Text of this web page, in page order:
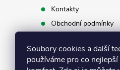
Soubory cookies a další
používáme pro co
Kontakty
Obchodní podmínky
údajů
Ke stažení